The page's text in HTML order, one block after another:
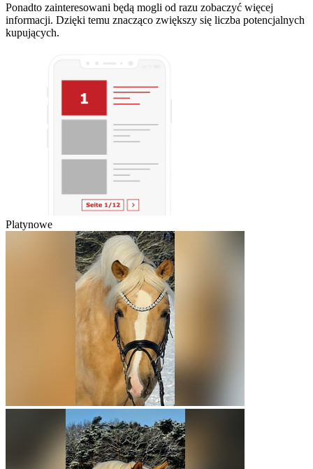
Ponadto zainteresowani będą mogli od razu zobaczyć więcej
informacji. Dzięki temu znacząco zwiększy się liczba potencjalnych
kupujących.
Platynowe